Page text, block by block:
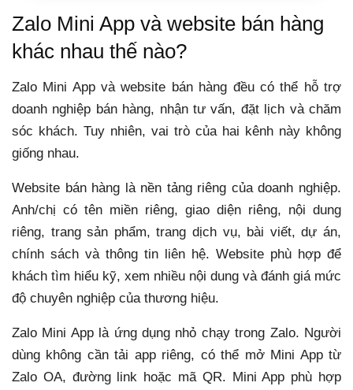
Zalo Mini App và website bán hàng
khác nhau thế nào?
Zalo Mini App và website bán hàng đều có thể hỗ trợ
doanh nghiệp bán hàng, nhận tư vấn, đặt lịch và chăm
sóc khách. Tuy nhiên, vai trò của hai kênh này không
giống nhau.
Website bán hàng là nền tảng riêng của doanh nghiệp.
Anh/chị có tên miền riêng, giao diện riêng, nội dung
riêng, trang sản phẩm, trang dịch vụ, bài viết, dự án,
chính sách và thông tin liên hệ. Website phù hợp để
khách tìm hiểu kỹ, xem nhiều nội dung và đánh giá mức
độ chuyên nghiệp của thương hiệu.
Zalo Mini App là ứng dụng nhỏ chạy trong Zalo. Người
dùng không cần tải app riêng, có thể mở Mini App từ
Zalo OA, đường link hoặc mã QR. Mini App phù hợp